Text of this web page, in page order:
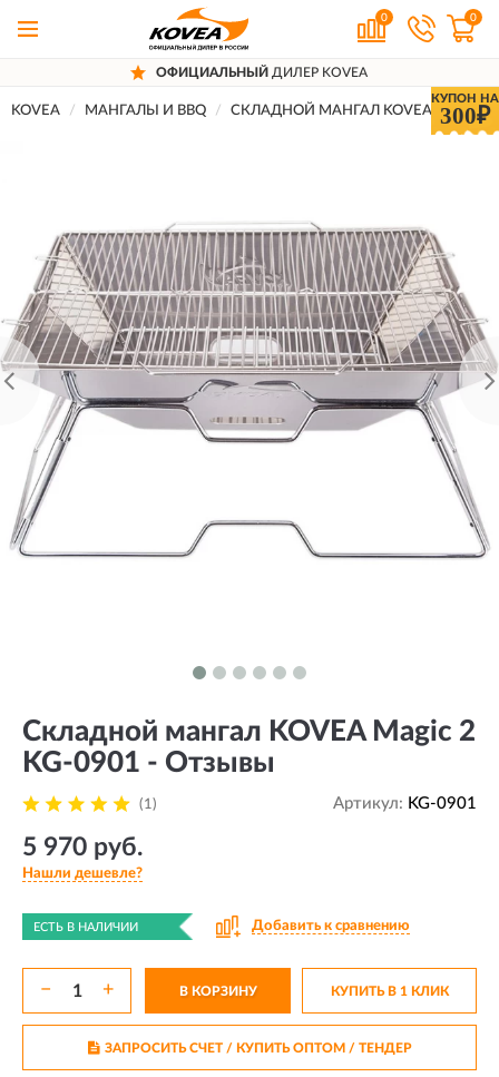
0 0
ОФИЦИАЛЬНЫЙ ДИЛЕР KOVEA
КУПОН НА
300₽
KOVEA МАНГАЛЫ И BBQ СКЛАДНОЙ МАНГАЛ KOVEA MAGIC 2
Складной мангал KOVEA Magic 2
KG-0901 - Отзывы
(1) Артикул: KG-0901
5 970 руб.
Нашли дешевле?
ЕСТЬ В НАЛИЧИИ Добавить к сравнению
− + В КОРЗИНУ КУПИТЬ В 1 КЛИК
ЗАПРОСИТЬ СЧЕТ / КУПИТЬ ОПТОМ/ ТЕНДЕР